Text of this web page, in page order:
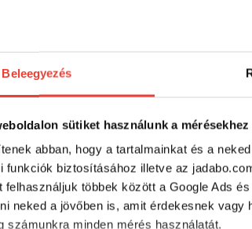
Beleegyezés
sütiket használunk a
abban, hogy a tartalmainkat és a
funkciók biztosításához illetve az
felhasználjuk többek között a Google Ads
neked a jövőben is, amit érdekesnek
számunkra minden mérés használatát.